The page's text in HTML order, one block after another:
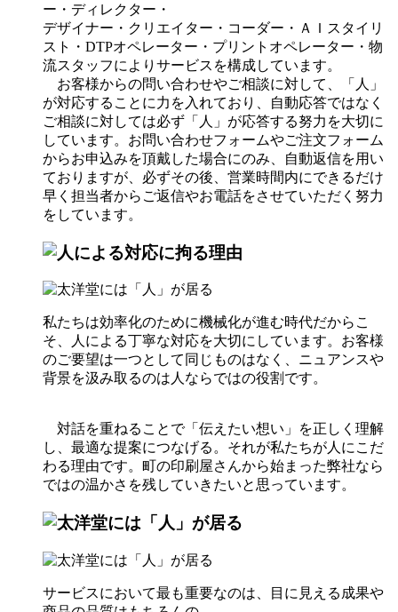
ー・ディレクター・
デザイナー・クリエイター・コーダー・ＡＩスタイリ
スト・DTPオペレーター・プリントオペレーター・物
流スタッフによりサービスを構成しています。
お客様からの問い合わせやご相談に対して、「人」
が対応することに力を入れており、自動応答ではなく
ご相談に対しては必ず「人」が応答する努力を大切に
しています。お問い合わせフォームやご注文フォーム
からお申込みを頂戴した場合にのみ、自動返信を用い
ておりますが、必ずその後、営業時間内にできるだけ
早く担当者からご返信やお電話をさせていただく努力
をしています。
私たちは効率化のために機械化が進む時代だからこ
そ、人による丁寧な対応を大切にしています。お客様
のご要望は一つとして同じものはなく、ニュアンスや
背景を汲み取るのは人ならではの役割です。
対話を重ねることで「伝えたい想い」を正しく理解
し、最適な提案につなげる。それが私たちが人にこだ
わる理由です。町の印刷屋さんから始まった弊社なら
ではの温かさを残していきたいと思っています。
サービスにおいて最も重要なのは、目に見える成果や